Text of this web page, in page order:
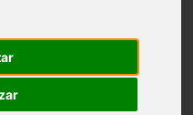
de fotografías